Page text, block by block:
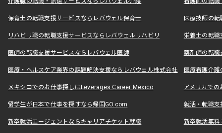
保育士の転職支援サービスならレバウェル保育士 医療技師の
リハビリ職の転職支援サービスならレバウェルリハビリ 栄養士の転
医師の転職支援サービスならレバウェル医師 薬剤師の転
医療・ヘルスケア業界の課題解決支援ならレバウェル株式会社 医療看護介
メキシコでのお仕事探しはLeverages Career Mexico アメリカで
留学生が日本で仕事を探すなら帰国GO.com 就活・転職
新卒就活エージェントならキャリアチケット就職 新卒就活無料